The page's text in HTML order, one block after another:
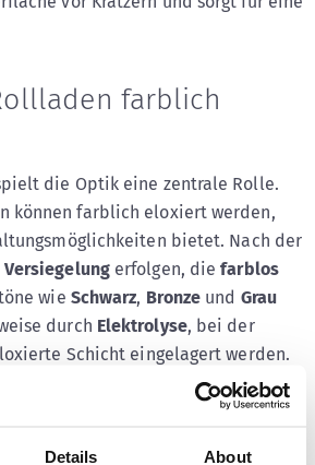
Details About
farblich
die Optik eine zentrale Rolle.
können farblich eloxiert werden,
bietet. Nach der
Versiegelungerfolgen, diefarblos
wie Schwarz, Bronze und Grau
durch Elektrolyse, bei der
Schicht eingelagert werden.